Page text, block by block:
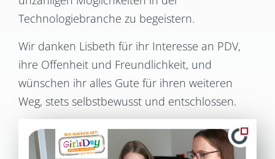
Technologiebranche zu begeistern.
Wir danken Lisbeth für ihr Interesse an PDV,
ihre Offenheit und Freundlichkeit, und
wünschen ihr alles Gute für ihren weiteren
Weg, stets selbstbewusst und entschlossen.